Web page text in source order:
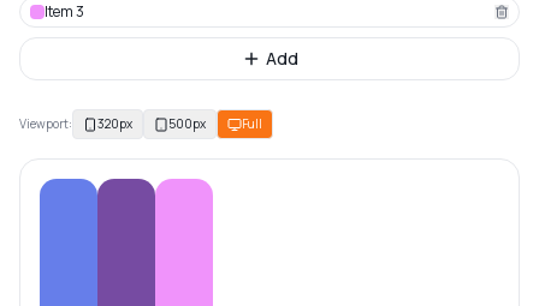
Item3
Add
Viewport: 320px 500px Full